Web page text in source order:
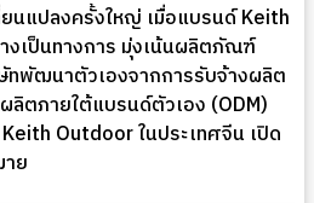
นแปลงครั้งใหญ่ เมื่อแบรนด์ Keith
งเป็นทางการ มุ่งเน้นผลิตภัณฑ์
พัฒนาตัวเองจากการรับจ้างผลิต
ลิตภายใต้แบรนด์ตัวเอง (ODM)
Outdoor ในประเทศจีน เปิด
ย